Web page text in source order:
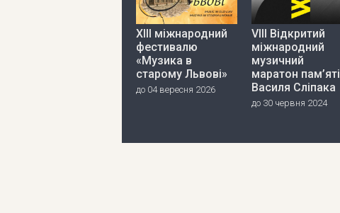
ХІІІ міжнародний
фестивалю
«Музика в
старому Львові»
до 04 вересня 2026
VIII Відкритий
міжнародний
музичний
маратон пам’яті
Василя Сліпака
до 30 червня 2024